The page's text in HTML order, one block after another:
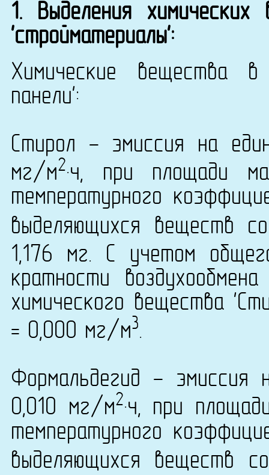
1. Выделения
'стройматериалы':
Химические вещества
панели':
Стирол - эмиссия на
мг/м2·ч, при площади
температурного
выделяющихся веществ
1,176 мг. С учетом
кратности
химического вещества
= 0,000 мг/м3.
Формальдегид - эмиссия
0,010 мг/м2·ч, при
температурного
выделяющихся веществ